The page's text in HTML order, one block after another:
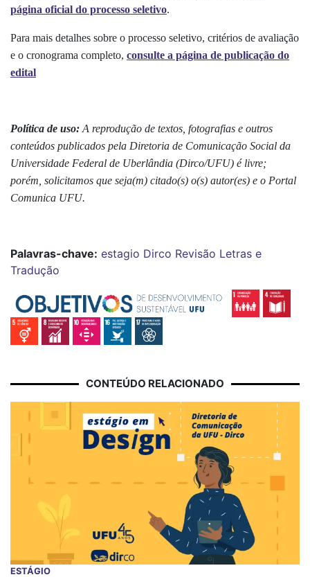
página oficial do processo seletivo.
Para mais detalhes sobre o processo seletivo, critérios de avaliação
e o cronograma completo, consulte a página de publicação do
edital
Política de uso: A reprodução de textos, fotografias e outros
conteúdos publicados pela Diretoria de Comunicação Social da
Universidade Federal de Uberlândia (Dirco/UFU) é livre;
porém, solicitamos que seja(m) citado(s) o(s) autor(es) e o Portal
Comunica UFU.
Palavras-chave: estagio Dirco Revisão Letras e
Tradução
CONTEÚDO RELACIONADO
ESTÁGIO